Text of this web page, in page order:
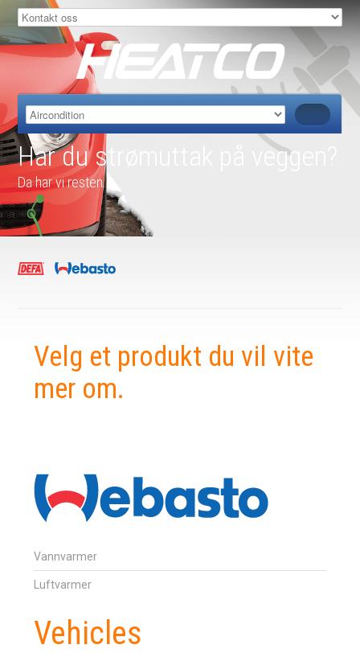
Har du strømuttak på veggen?
Da har vi resten.
Velg et produkt du vil vite
mer om.
Vannvarmer
Luftvarmer
Vehicles